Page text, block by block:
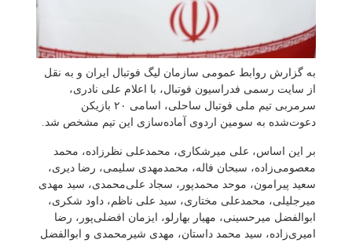
به گزارش روابط عمومی سازمان لیگ فوتبال ایران و به نقل
از سایت رسمی فدراسیون فوتبال، با اعلام علی نادری،
سرمربی تیم ملی فوتبال ساحلی، اسامی ۲۰ بازیکن
دعوت‌شده به سومین اردوی آماده‌سازی این تیم مشخص شد.
بر این اساس، علی میرشکاری، محمدعلی نظرزاده، محمد
معصومی‌زاده، سبحان فاله، محمدمهدی سلیمی، رضا دیری،
سعید پیرامون، موحد محمدپور، سجاد علی‌محمدی، سید مهدی
میرجلیلی، محمدعلی مختاری، سید علی ناظم، داود شکری،
ابوالفضل میرحسینی، مهیار بهارلو، ایزمان افضلی‌پور، رضا
امیری‌زاده، سید محمد داستان، مهدی شیرمحمدی و ابوالفضل